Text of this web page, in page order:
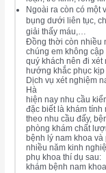
Ngoài ra còn có một
bụng dưới liên tục,
giải thấy máu,…
Đồng thời còn nhiều
chúng em không
quý khách nên đi xét
hướng khắc phục
Dịch vụ xét nghiệm
Hà
hiện nay nhu cầu
đặc biết là khám tính
theo nhu cầu đấy,
phòng khám chất
bệnh lý nam khoa
nhiều năm kinh
phụ khoa thí dụ sau:
khám bệnh nam